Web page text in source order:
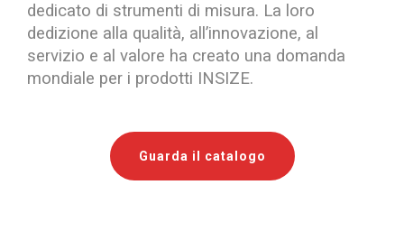
dedicato di strumenti di misura. La loro
dedizione alla qualità, all’innovazione, al
servizio e al valore ha creato una domanda
mondiale per i prodotti INSIZE.
Guarda il catalogo